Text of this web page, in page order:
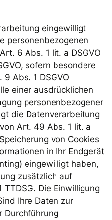
eingewilligt
personenbezogenen
6 Abs. 1 lit. a DSGVO
sofern besondere
Abs. 1 DSGVO
einer ausdrücklichen
personenbezogener
die Datenverarbeitung
Art. 49 Abs. 1 lit. a
von Cookies
in Ihr Endgerät
eingewilligt haben,
zusätzlich auf
TTDSG. Die Einwilligung
Ihre Daten zur
Durchführung